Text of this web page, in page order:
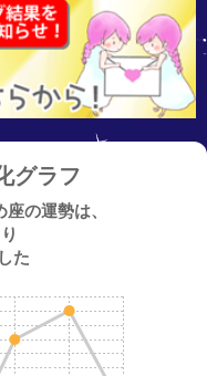
グラフ
の運勢は、
た